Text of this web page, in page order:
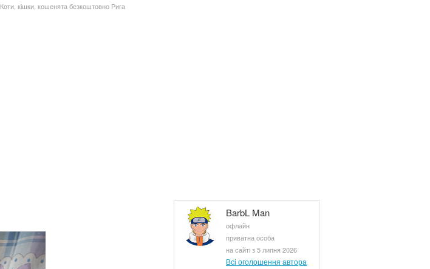
Коти, кішки, кошенята безкоштовно Рига
BarbL Man
офлайн
приватна особа
на сайті з 5 липня 2026
Всі оголошення автора